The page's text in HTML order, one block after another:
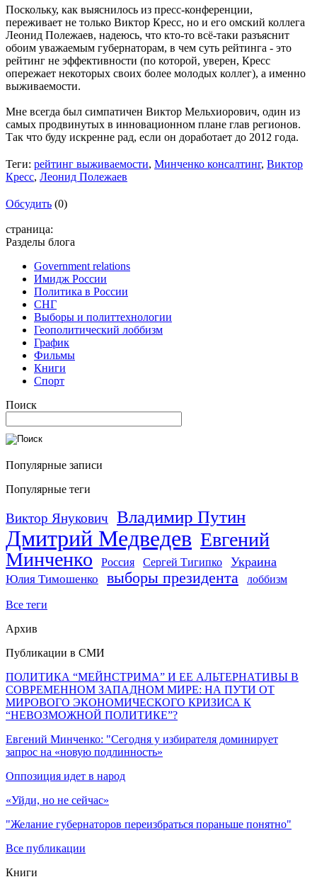
Поскольку, как выяснилось из пресс-конференции,
переживает не только Виктор Кресс, но и его омский коллега
Леонид Полежаев, надеюсь, что кто-то всё-таки разъяснит
обоим уважаемым губернаторам, в чем суть рейтинга - это
рейтинг не эффективности (по которой, уверен, Кресс
опережает некоторых своих более молодых коллег), а именно
выживаемости.
Мне всегда был симпатичен Виктор Мельхиорович, один из
самых продвинутых в инновационном плане глав регионов.
Так что буду искренне рад, если он доработает до 2012 года.
Теги: рейтинг выживаемости, Минченко консалтинг, Виктор
Кресс, Леонид Полежаев
Обсудить (0)
страница:
Разделы блога
Government relations
Имидж России
Политика в России
СНГ
Выборы и политтехнологии
Геополитический лоббизм
График
Фильмы
Книги
Спорт
Поиск
Популярные записи
Популярные теги
Виктор Янукович Владимир Путин
Дмитрий Медведев Евгений
Минченко
Россия Сергей Тигипко Украина
Юлия Тимошенко выборы президента лоббизм
Все теги
Архив
Публикации в СМИ
ПОЛИТИКА “МЕЙНСТРИМА” И ЕЕ АЛЬТЕРНАТИВЫ В
СОВРЕМЕННОМ ЗАПАДНОМ МИРЕ: НА ПУТИ ОТ
МИРОВОГО ЭКОНОМИЧЕСКОГО КРИЗИСА К
“НЕВОЗМОЖНОЙ ПОЛИТИКЕ”?
Евгений Минченко: "Сегодня у избирателя доминирует
запрос на «новую подлинность»
Оппозиция идет в народ
«Уйди, но не сейчас»
"Желание губернаторов переизбраться пораньше понятно"
Все публикации
Книги